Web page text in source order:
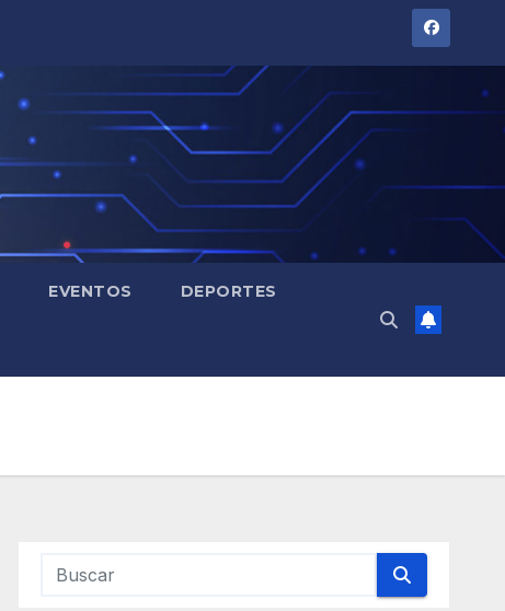
EVENTOS DEPORTES